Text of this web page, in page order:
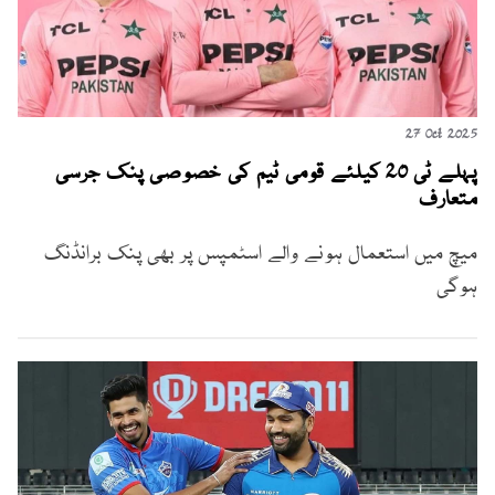
27 Oct 2025
پہلے ٹی 20 کیلئے قومی ٹیم کی خصوصی پنک جرسی
متعارف
میچ میں استعمال ہونے والے اسٹمپس پر بھی پنک برانڈنگ
ہوگی